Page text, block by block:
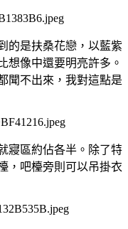
的是扶桑花戀，以藍紫
想像中還要明亮許多。
聞不出來，我對這點是
寢區約佔各半。除了特
，吧檯旁則可以吊掛衣